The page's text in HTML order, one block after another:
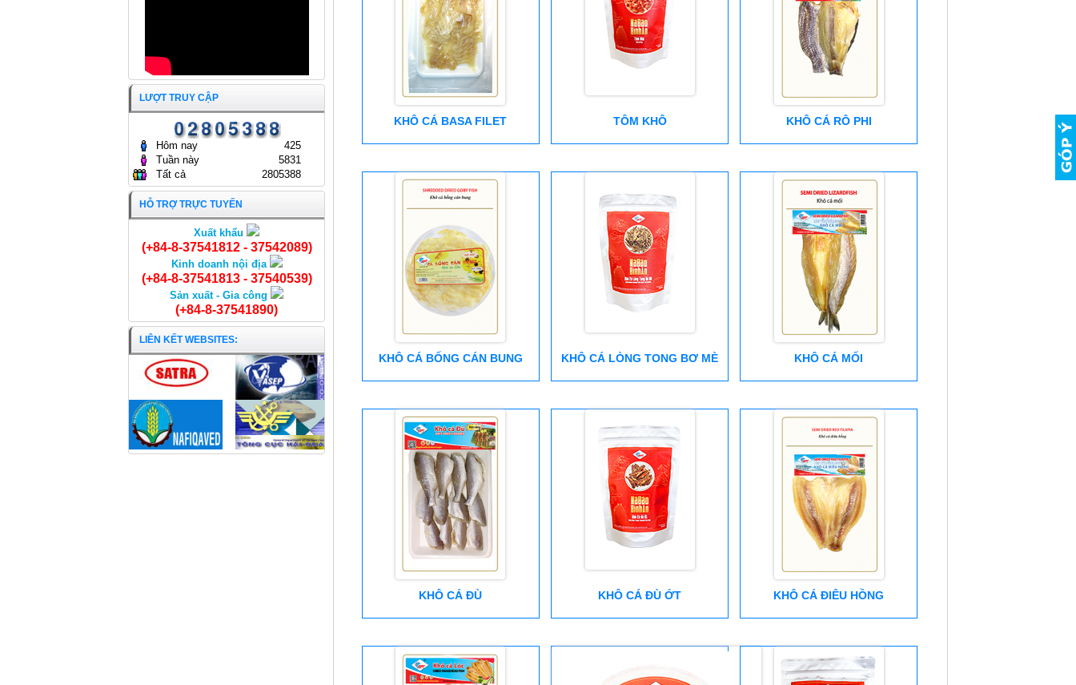
KHÔ CÁ BASA FILET TÔM KHÔ KHÔ CÁ RÔ PHI
KHÔ CÁ BỐNG CÁN BUNG KHÔ CÁ LÒNG TONG BƠ MÈ KHÔ CÁ MỐI
KHÔ CÁ ĐÙ KHÔ CÁ ĐÙ ỚT KHÔ CÁ ĐIÊU HỒNG
Chả cá viên
LƯỢT TRUY CẬP
Hôm nay
425
Tuần này
5831
Tất cả
2805388
HỖ TRỢ TRỰC TUYẾN
Xuất khẩu
(+84-8-37541812 - 37542089)
Kinh doanh nội địa
(+84-8-37541813 - 37540539)
Sản xuất - Gia công
(+84-8-37541890)
LIÊN KẾT WEBSITES: